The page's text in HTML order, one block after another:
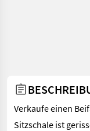
Verkaufe einen
Sitzschale ist